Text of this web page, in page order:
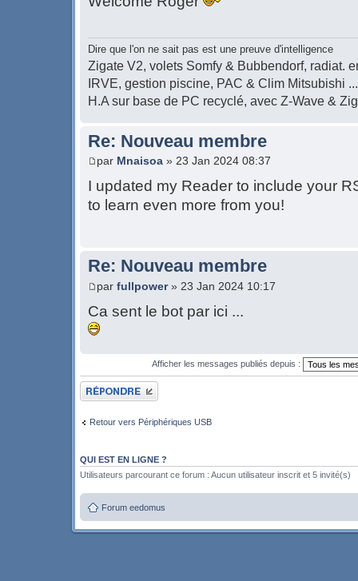
Dire que l'on ne sait pas est une preuve d'intelligence
Zigate V2, volets Somfy & Bubbendorf, radiat.
IRVE, gestion piscine, PAC & Clim Mitsubishi ...
H.A sur base de PC recyclé, avec Z-Wave &
Re: Nouveau membre
par Mnaisoa » 23 Jan 2024 08:37
I updated my Reader to include your
to learn even more from you!
Re: Nouveau membre
par fullpower» 23 Jan 2024 10:17
Ca sent le bot par ici ...
Afficher les messages publiés depuis :
Publier une réponse
Retour vers Périphériques USB
QUI EST EN LIGNE ?
Utilisateurs parcourant ce forum : Aucun utilisateur inscrit et 5 invité(s)
Forum eedomus